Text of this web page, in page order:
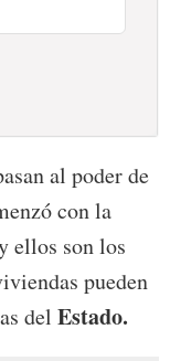
al poder de
con la
ellos son los
pueden
del Estado.